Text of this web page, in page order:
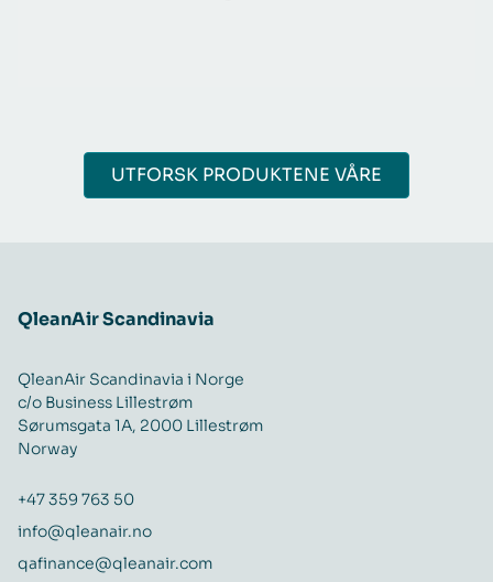
UTFORSK PRODUKTENE VÅRE
QleanAir Scandinavia
QleanAir Scandinavia i Norge
c/o Business Lillestrøm
Sørumsgata 1A, 2000 Lillestrøm
Norway
+47 359 763 50
info@qleanair.no
qafinance@qleanair.com